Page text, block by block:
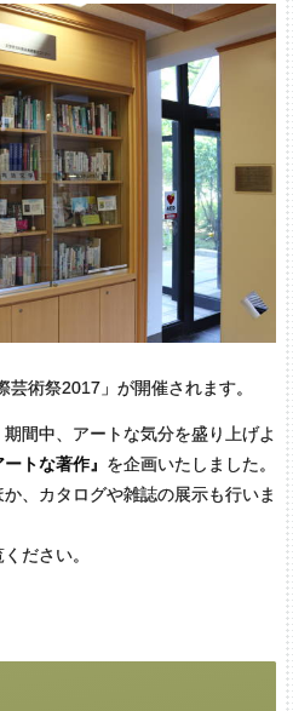
術祭2017」が開催されます。
間中、アートな気分を盛り上げよ
トな著作』 を企画いたしました。
、カタログや雑誌の展⽰も⾏いま
ださい。